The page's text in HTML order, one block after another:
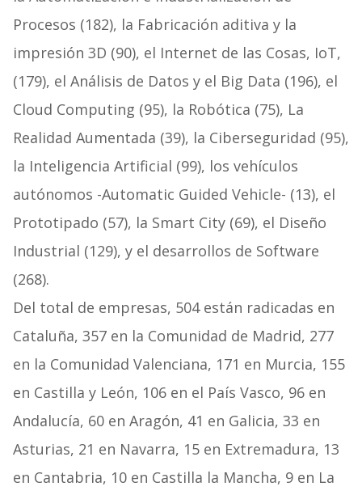
Procesos (182), la Fabricación aditiva y la
impresión 3D (90), el Internet de las Cosas, IoT,
(179), el Análisis de Datos y el Big Data (196), el
Cloud Computing (95), la Robótica (75), La
Realidad Aumentada (39), la Ciberseguridad (95),
la Inteligencia Artificial (99), los vehículos
autónomos -Automatic Guided Vehicle- (13), el
Prototipado (57), la Smart City (69), el Diseño
Industrial (129), y el desarrollos de Software
(268).
Del total de empresas, 504 están radicadas en
Cataluña, 357 en la Comunidad de Madrid, 277
en la Comunidad Valenciana, 171 en Murcia, 155
en Castilla y León, 106 en el País Vasco, 96 en
Andalucía, 60 en Aragón, 41 en Galicia, 33 en
Asturias, 21 en Navarra, 15 en Extremadura, 13
en Cantabria, 10 en Castilla la Mancha, 9 en La